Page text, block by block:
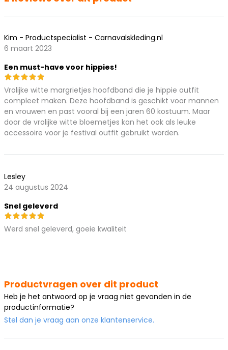
Kim - Productspecialist - Carnavalskleding.nl
6 maart 2023
Een must-have voor hippies!
Vrolijke witte margrietjes hoofdband die je hippie outfit
compleet maken. Deze hoofdband is geschikt voor mannen
en vrouwen en past vooral bij een jaren 60 kostuum. Maar
door de vrolijke witte bloemetjes kan het ook als leuke
accessoire voor je festival outfit gebruikt worden.
Lesley
24 augustus 2024
Snel geleverd
Werd snel geleverd, goeie kwaliteit
Productvragen over dit product
Heb je het antwoord op je vraag niet gevonden in de
productinformatie?
Stel dan je vraag aan onze klantenservice.